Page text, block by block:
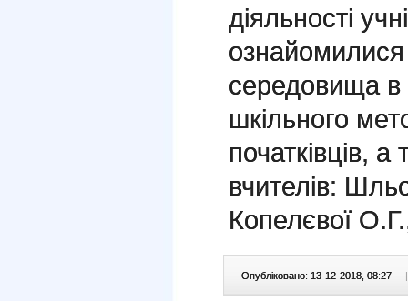
діяльності
ознайомилися
середовища
шкільного
початківців,
вчителів:
Копелєвої
Опубліковано: 13-12-2018, 08:27 |